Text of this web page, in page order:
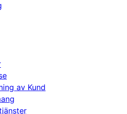
av Kund